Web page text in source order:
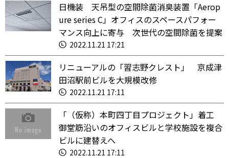
日機装 天吊型の空間除菌消臭装置「Aerop
ure series C」オフィスのスペースパフォー
マンス向上に寄与 次世代の空間除菌を提案
2022.11.21 17:21
リニューアルの「習志野クレスト」 京成津
田沼駅前ビルを大規模改修
2022.11.21 17:11
「（仮称）本町四丁目プロジェクト」着工
御堂筋沿いのオフィスビルと学校施設を複合
ビルに建替えへ
2022.11.21 17:11